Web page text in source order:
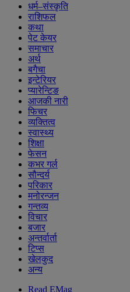
धर्म–संस्कृति
राशिफल
कथा
पेट केयर
समाचार
अर्थ
बगैचा
इन्टेरियर
प्यारेन्टिङ
आजकी नारी
फिचर
व्यक्तित्व
स्वास्थ्य
शिक्षा
फेसन
कभर गर्ल
सौन्दर्य
परिकार
मनोरन्जन
गन्तव्य
विचार
बजार
अन्तर्वार्ता
टिप्स
खेलकुद
अन्य
Read EMag